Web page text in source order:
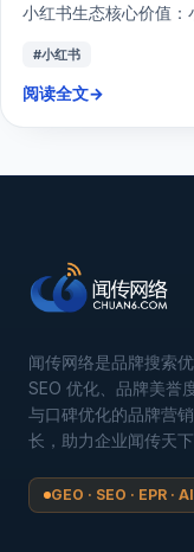
小红书生态核心价值：
#小红书
阅读全文→
闻传网络是品牌搜索
SEO 优化、品牌美誉
与口碑优化的品牌营
长，助力企业闻传天下
GEO · SEO · EPR ·